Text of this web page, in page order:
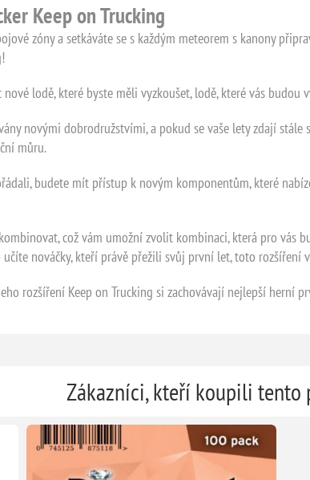
Keep on Trucking
zóny a setkáváte se s každým meteorem s kanony
lodě, které byste měli vyzkoušet, lodě, které vás budou
novými dobrodružstvími, a pokud se vaše lety zdají
můru.
budete mít přístup k novým komponentům, které
což vám umožní zvolit kombinaci, která pro vás
nováčky, kteří právě přežili svůj první let, toto rozšíření
rozšíření Keep on Trucking si zachovávají nejlepší herní
Zákazníci, kteří koupili tento